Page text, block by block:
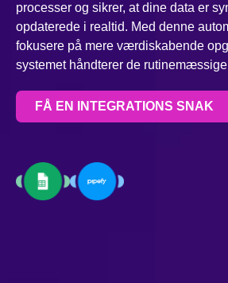
processer og sikrer, at dine data er
opdaterede i realtid. Med denne
fokusere på mere værdiskabende
systemet håndterer de
FÅ EN INTEGRATIONS SNAK